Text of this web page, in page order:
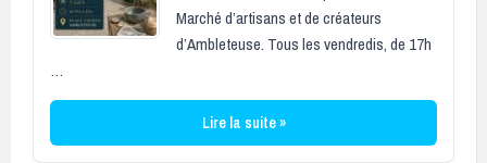
Marché d’artisans et de créateurs
d’Ambleteuse. Tous les vendredis, de 17h
…
Lire la suite »